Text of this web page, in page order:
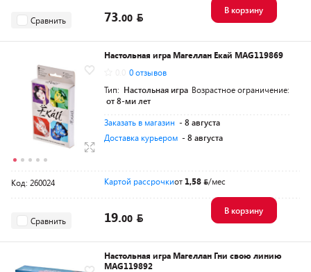
Сравнить 73.00
В корзину
Настольная игра Магеллан Екай MAG119869
0 отзывов
Тип: Настольная игра Возрастное ограничение:
от 8-ми лет
Заказать в магазин - 8 августа
Доставка курьером - 8 августа
Код: 260024 Картой рассрочкиот 1,58 /мес
Сравнить 19.00
В корзину
Настольная игра Магеллан Гни свою линию
MAG119892